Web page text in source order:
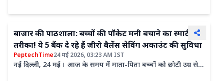
बाजार की पाठशाला: बच्चों की पॉकेट मनी बचाने का स्मार्ट
तरीका! ये 5 बैंक दे रहे हैं जीरो बैलेंस सेविंग अकाउंट की सुविधा
PeptechTime24 मई 2026, 03:23 AM IST
नई दिल्ली, 24 मई । आज के समय में माता-पिता बच्चों को छोटी उम्र से